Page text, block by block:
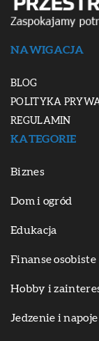
NAWIGACJA
BLOG
POLITYKA
REGULAMIN
KATEGORIE
Biznes
Dom i ogród
Edukacja
Finanse osobiste
Hobby i
Jedzenie i napoje